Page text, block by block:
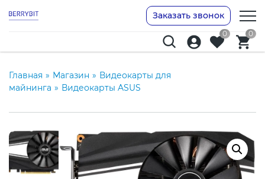
Заказать звонок
0 0
Главная » Магазин » Видеокарты для
майнинга » Видеокарты ASUS